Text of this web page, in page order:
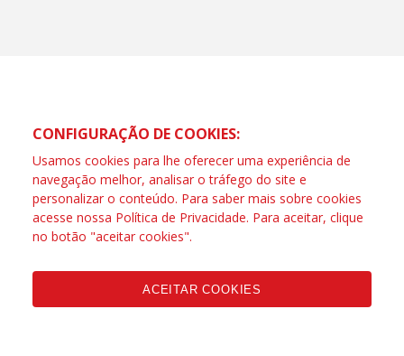
CONFIGURAÇÃO DE COOKIES:
Usamos cookies para lhe oferecer uma experiência de
navegação melhor, analisar o tráfego do site e
personalizar o conteúdo. Para saber mais sobre cookies
acesse nossa Política de Privacidade. Para aceitar, clique
no botão "aceitar cookies".
ACEITAR COOKIES